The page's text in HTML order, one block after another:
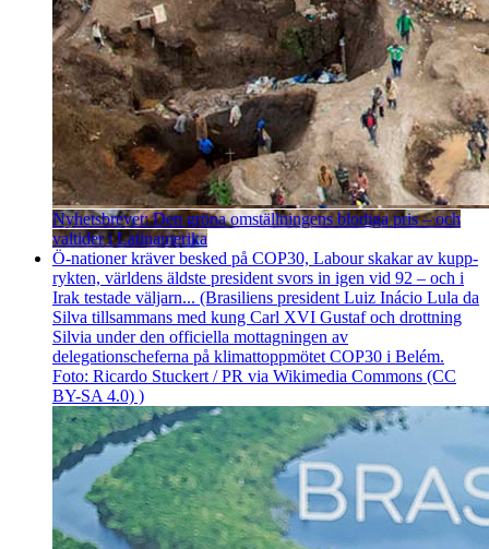
Nyhetsbrevet: Den gröna omställningens blodiga pris – och
valtider i Latinamerika
Ö-nationer kräver besked på COP30, Labour skakar av kupp­
rykten, världens äldste president svors in igen vid 92 – och i
Irak testade väljarn... (Brasiliens president Luiz Inácio Lula da
Silva tillsammans med kung Carl XVI Gustaf och drottning
Silvia under den officiella mottagningen av
delegationscheferna på klimattoppmötet COP30 i Belém.
Foto: Ricardo Stuckert / PR via Wikimedia Commons (CC
BY-SA 4.0) )